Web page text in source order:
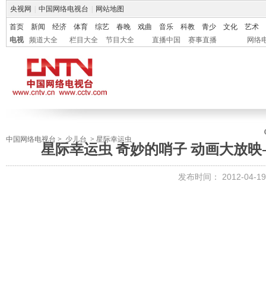
央视网 中国网络电视台 网站地图
首页 新闻 经济 体育 综艺 春晚 戏曲 音乐 科教 青少 文化
艺术
电视
频道大全 栏目大全 节目大全 直播中国 赛事直播 网络
中国网络电视台 > 少儿台 > 星际幸运虫
星际幸运虫 奇妙的哨子 动画大放映
发布时间： 2012-04-